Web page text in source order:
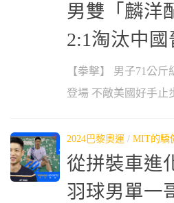
男雙「麟洋
2:1淘汰中國
【拳擊】 男子71公
登場 不敵美國好手止
2024巴黎奧運 / MIT的驕
從拼裝車進
羽球男單一